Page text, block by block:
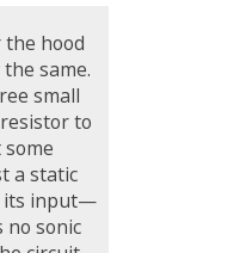
the hood
same.
small
to
a static
its input—
no sonic